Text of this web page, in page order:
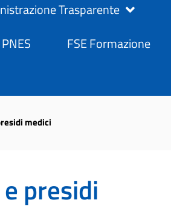
Trasparente
PNES FSE Formazione
medici
presidi